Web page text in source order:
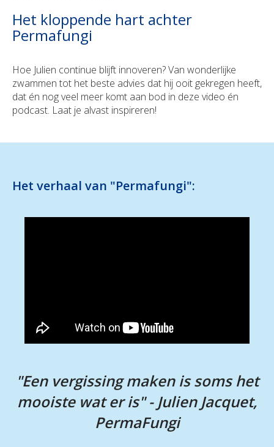
Het kloppende hart achter
Permafungi
Hoe Julien continue blijft innoveren? Van wonderlijke
zwammen tot het beste advies dat hij ooit gekregen heeft,
dat én nog veel meer komt aan bod in deze video én
podcast. Laat je alvast inspireren!
Het verhaal van "Permafungi":
"Een vergissing maken is soms het
mooiste wat er is" - Julien Jacquet,
PermaFungi